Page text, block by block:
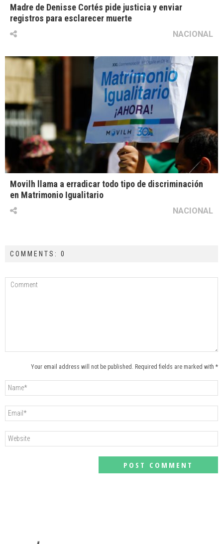
Madre de Denisse Cortés pide justicia y enviar
registros para esclarecer muerte
NACIONAL
Movilh llama a erradicar todo tipo de discriminación
en Matrimonio Igualitario
NACIONAL
COMMENTS: 0
Your email address will not be published. Required fields are marked with *